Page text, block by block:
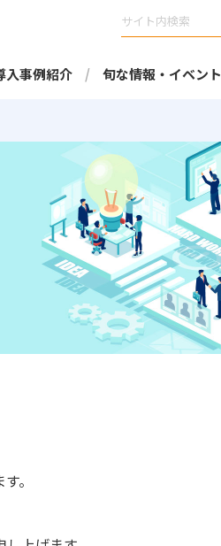
入事例紹介 旬な情報・イベント
。